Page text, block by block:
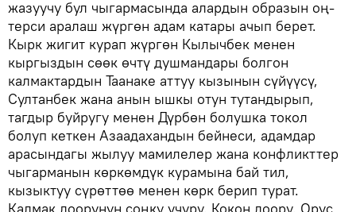
жазуучу бул чыгармасында алардын образын оң-
терси аралаш жүргөн адам катары ачып берет.
Кырк жигит курап жүргөн Кылычбек менен
кыргыздын сөөк өчтү душмандары болгон
калмактардын Таанаке аттуу кызынын сүйүүсү,
Султанбек жана анын ышкы отун тутандырып,
тагдыр буйругу менен Дүрбөн болушка токол
болуп кеткен Азаадахандын бейнеси, адамдар
арасындагы жылуу мамилелер жана конфликттер
чыгарманын көркөмдүк курамына бай тил,
кызыктуу сүрөттөө менен көрк берип турат.
Калмак доорунун соңку учуру, Кокон доору, Орус